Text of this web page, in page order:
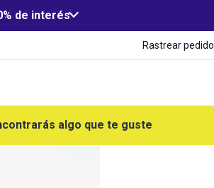
de interés
Rastrear pedido
algo que te guste